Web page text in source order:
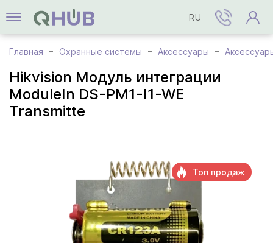
RU
Главная Охранные системы Аксессуары
Hikvision Модуль интеграции
ModuleIn DS-PM1-I1-WE
Transmitte
Топ продаж